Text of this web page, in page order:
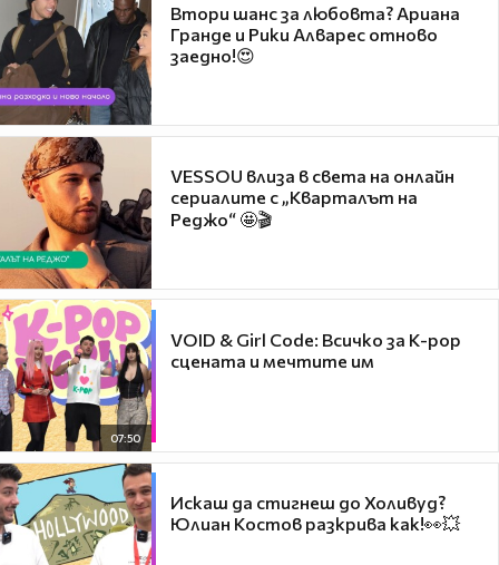
Втори шанс за любовта? Ариана
Гранде и Рики Алварес отново
заедно!😍
VESSOU влиза в света на онлайн
сериалите с „Кварталът на
Реджо“ 🤩🎬
07:50
VOID & Girl Code: Всичко за K-pop
сцената и мечтите им
Искаш да стигнеш до Холивуд?
Юлиан Костов разкрива как!👀💥